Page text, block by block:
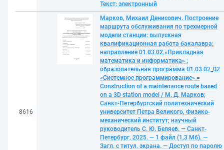
Текст: электронный
8616
Марков, Михаил Денисович. Построение
маршрута обслуживания по трехмерной
модели станции: выпускная
квалификационная работа бакалавра:
направление 01.03.02 «Прикладная
математика и информатика» ;
образовательная программа 01.03.02_02
«Системное программирование» =
Construction of a maintenance route based
on a 3D station model / М. Д. Марков;
Санкт-Петербургский политехнический
университет Петра Великого, Физико-
механический институт; научный
руководитель С. Ю. Беляев. — Санкт-
Петербург, 2025. — 1 файл (1,3 Мб). —
Загл. с титул. экрана. — Доступ по паролю